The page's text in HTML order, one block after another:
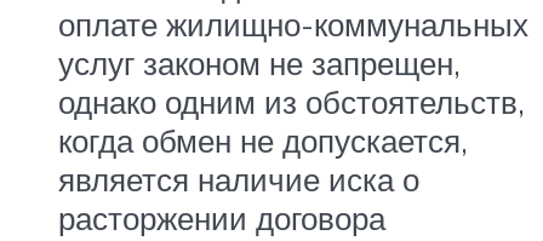
оплате жилищно-коммунальных
услуг законом не запрещен,
однако одним из обстоятельств,
когда обмен не допускается,
является наличие иска о
расторжении договора